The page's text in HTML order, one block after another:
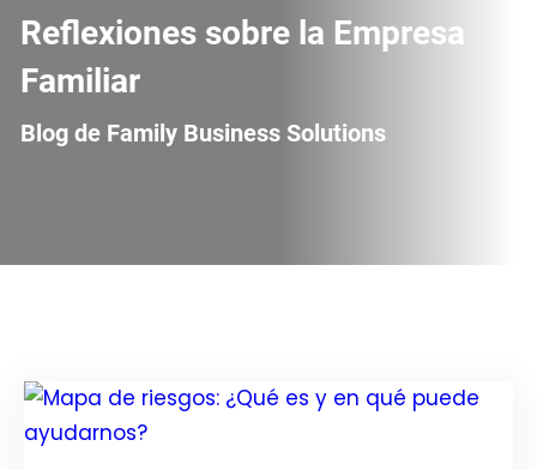
Reflexiones sobre la Empresa
Familiar
Blog de Family Business Solutions